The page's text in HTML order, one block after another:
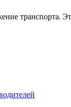
транспорта.